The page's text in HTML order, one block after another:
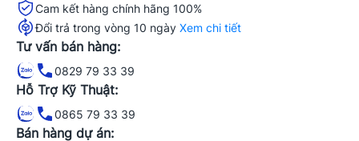
Cam kết hàng chính hãng 100%
Đổi trả trong vòng 10 ngày Xem chi tiết
Tư vấn bán hàng:
0829 79 33 39
Hỗ Trợ Kỹ Thuật:
0865 79 33 39
Bán hàng dự án: